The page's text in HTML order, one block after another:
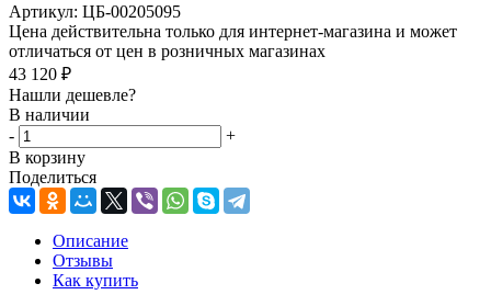
Артикул: ЦБ-00205095
Цена действительна только для интернет-магазина и может
отличаться от цен в розничных магазинах
43 120 ₽
Нашли дешевле?
В наличии
-
+
В корзину
Поделиться
Описание
Отзывы
Как купить